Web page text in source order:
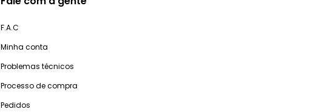
F.A.C
Minha conta
Problemas técnicos
Processo de compra
Pedidos